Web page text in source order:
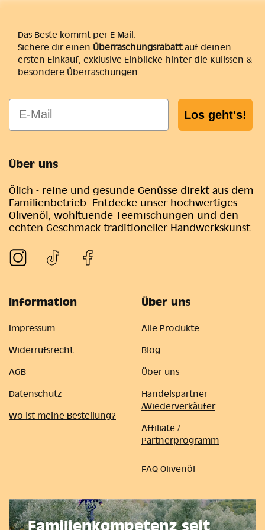
Das Beste kommt per E-Mail.
Sichere dir einen Überraschungsrabattauf deinen
ersten Einkauf, exklusive Einblicke hinter die Kulissen &
besondere Überraschungen.
E-Mail
Los geht's!
Über uns
Ölich - reine und gesunde Genüsse direkt aus dem
Familienbetrieb. Entdecke unser hochwertiges
Olivenöl, wohltuende Teemischungen und den
echten Geschmack traditioneller Handwerkskunst.
Information
Impressum
Widerrufsrecht
AGB
Datenschutz
Wo ist meine Bestellung?
Über uns
Alle Produkte
Blog
Über uns
Handelspartner
/Wiederverkäufer
Affiliate /
Partnerprogramm
FAQ Olivenöl
Familienkompetenz seit